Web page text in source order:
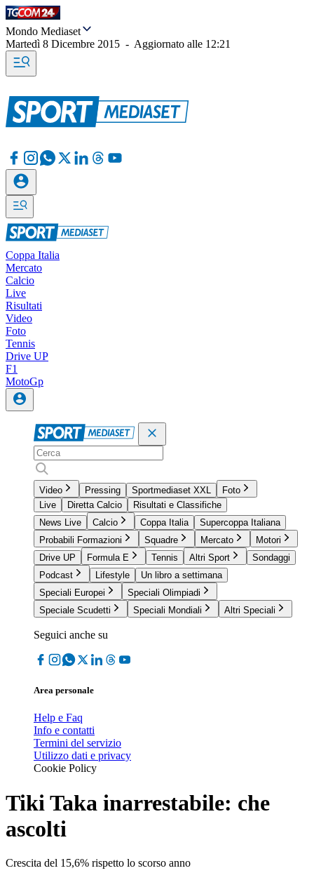
Mondo Mediaset
Martedì 8 Dicembre 2015 - Aggiornato alle 12:21
Coppa Italia
Mercato
Calcio
Live
Risultati
Video
Foto
Tennis
Drive UP
F1
MotoGp
Video Pressing Sportmediaset XXL
Foto
Live
Diretta Calcio
Risultati e Classifiche
News Live
Calcio Coppa Italia
Supercoppa Italiana
Probabili Formazioni
Squadre Mercato
Motori
Drive UP
Formula E Tennis Altri Sport
Sondaggi
Podcast
Lifestyle
Un libro a settimana
Speciali Europei
Speciali Olimpiadi
Speciale Scudetti
Speciali Mondiali Altri Speciali
Seguici anche su
Area personale
Help e Faq
Info e contatti
Termini del servizio
Utilizzo dati e privacy
Cookie Policy
Tiki Taka inarrestabile: che
ascolti
Crescita del 15,6% rispetto lo scorso anno